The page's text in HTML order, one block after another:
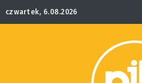
czwartek, 6.08.2026